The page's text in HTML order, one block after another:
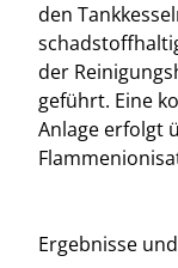
den
der
geführt. Eine
Anlage erfolgt
Ergebnisse